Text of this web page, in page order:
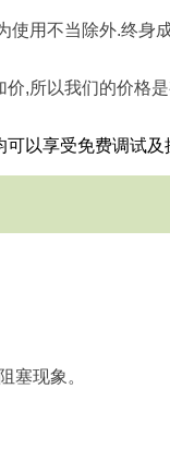
使用不当除外.终身
价,所以我们的价格
可以享受免费调试
塞现象。